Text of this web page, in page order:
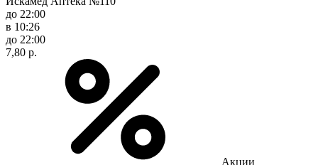
до 22:00
в 10:26
до 22:00
7,80 р.
Акции